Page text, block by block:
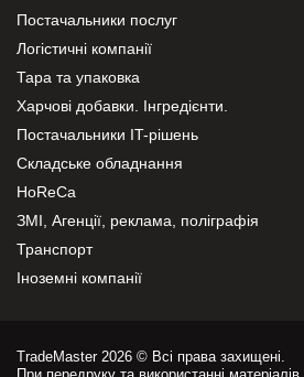
Постачальники послуг
Логістичні компанії
Тара та упаковка
Харчові добавки. Інгредієнти.
Постачальники IT-рішень
Складське обладнання
HoReCa
ЗМІ, Агенції, реклама, поліграфія
Транспорт
Іноземні компанії
TradeMaster 2026 © Всі права захищені.